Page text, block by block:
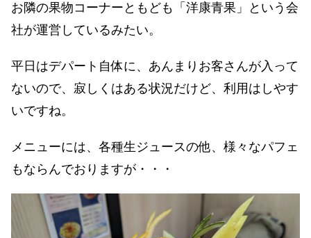
お隣の果物コーナーともども「洋康青果」という会
社が運営しているみたい。
平日はデパート自体に、あんまりお客さんが入って
ないので、寂しくはある状況だけど、利用はしやす
いですね。
メニューには、各種生ジュースの他、様々なパフェ
もならんでおりますが・・・